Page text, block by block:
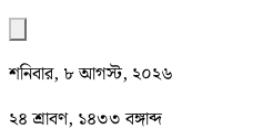
শনিবার, ৮ আগস্ট, ২০২৬
২৪ শ্রাবণ, ১৪৩৩ বঙ্গাব্দ